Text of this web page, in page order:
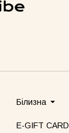
Білизна
E-GIFT CARD